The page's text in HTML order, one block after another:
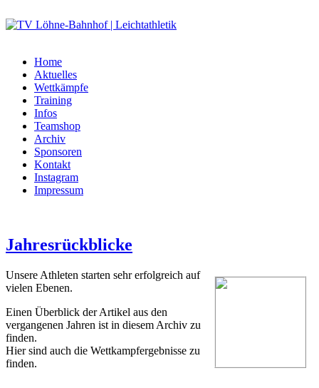
Home
Aktuelles
Wettkämpfe
Training
Infos
Teamshop
Archiv
Sponsoren
Kontakt
Instagram
Impressum
Jahresrückblicke
Unsere Athleten starten sehr erfolgreich auf
vielen Ebenen.
Einen Überblick der Artikel aus den
vergangenen Jahren ist in diesem Archiv zu
finden.
Hier sind auch die Wettkampfergebnisse zu
finden.